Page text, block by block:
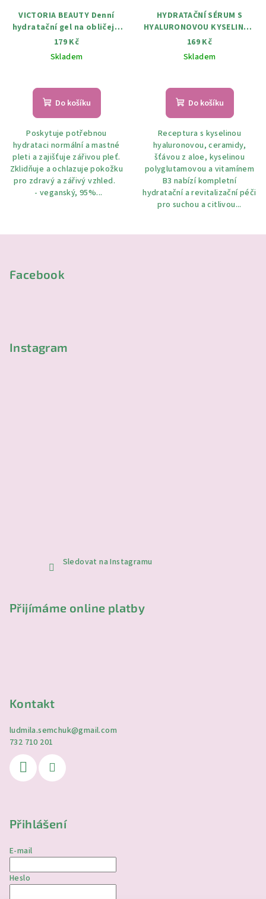
VICTORIA BEAUTY Denní
hydratační gel na obličej s
hyaluronem a Aloe Vera pro
normální až mastnou plet'
50 ml.
179 Kč
Skladem
Do košíku
Poskytuje potřebnou
hydrataci normální a mastné
pleti a zajišťuje zářivou pleť.
Zklidňuje a ochlazuje pokožku
pro zdravý a zářivý vzhled.
- veganský, 95%...
HYDRATAČNÍ SÉRUM S
HYALURONOVOU KYSELINOU
A ALOE VERA NA OČNÍ
KONTURY 15 ml
169 Kč
Skladem
Do košíku
Receptura s kyselinou
hyaluronovou, ceramidy,
šťávou z aloe, kyselinou
polyglutamovou a vitamínem
B3 nabízí kompletní
hydratační a revitalizační péči
pro suchou a citlivou...
Facebook
Instagram
Sledovat na Instagramu
Přijímáme online platby
Kontakt
ludmila.semchuk@gmail.com
732 710 201
Přihlášení
E-mail
Heslo